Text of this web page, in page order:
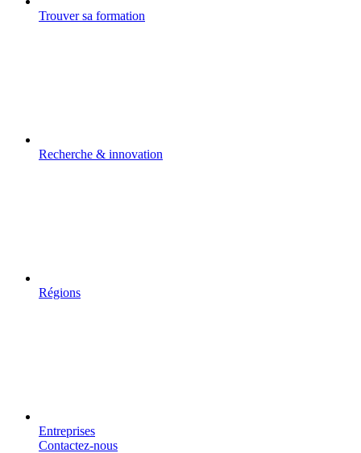
Trouver sa formation
Recherche & innovation
Régions
Entreprises
Contactez-nous